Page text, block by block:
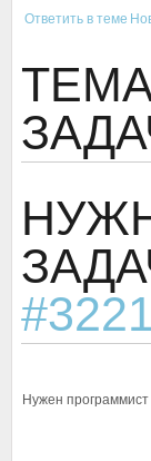
Ответить в теме
#3221
Нужен